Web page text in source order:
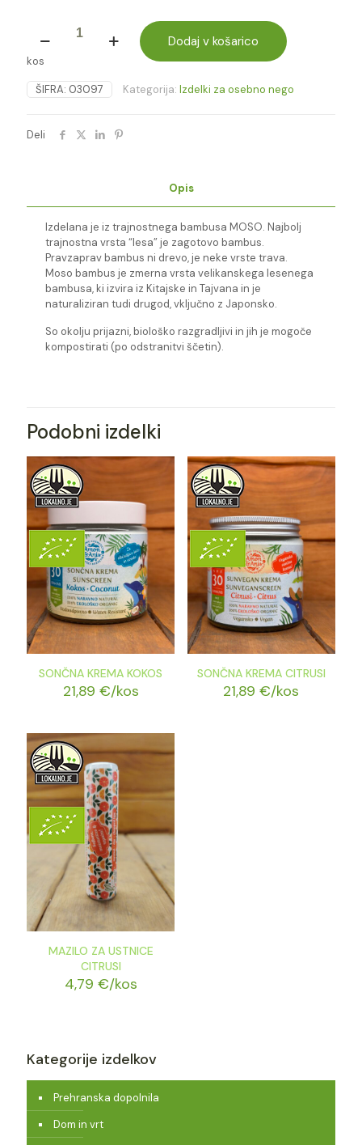
-
Dantesmile
količina
kos
Dodaj v košarico
ŠIFRA: 03097 Kategorija: Izdelki za osebno nego
Deli
Opis
Izdelana je iz trajnostnega bambusa MOSO. Najbolj
trajnostna vrsta “lesa” je zagotovo bambus.
Pravzaprav bambus ni drevo, je neke vrste trava.
Moso bambus je zmerna vrsta velikanskega lesenega
bambusa, ki izvira iz Kitajske in Tajvana in je
naturaliziran tudi drugod, vključno z Japonsko.
So okolju prijazni, biološko razgradljivi in ​​jih je mogoče
kompostirati (po odstranitvi ščetin).
Podobni izdelki
SONČNA KREMA KOKOS
21,89 €/kos
SONČNA KREMA CITRUSI
21,89€/kos
MAZILO ZA USTNICE
CITRUSI
4,79 €/kos
Kategorije izdelkov
Prehranska dopolnila
Dom in vrt